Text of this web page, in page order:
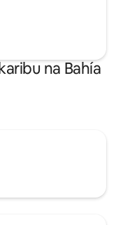
na Bahía